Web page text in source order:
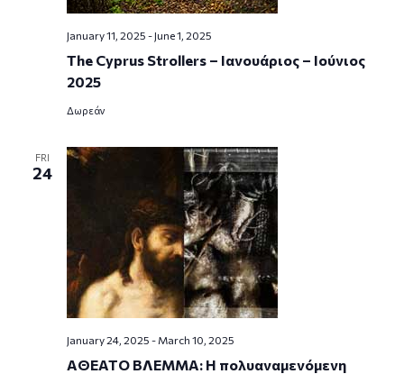
The Cyprus Strollers – Ιανουάριος – Ιούνιος
2025
January 11, 2025 - June 1, 2025
Δωρεάν
FRI
24
ΑΘΕΑΤΟ ΒΛΕΜΜΑ: Η πολυαναμενόμενη
January 24, 2025 - March 10, 2025